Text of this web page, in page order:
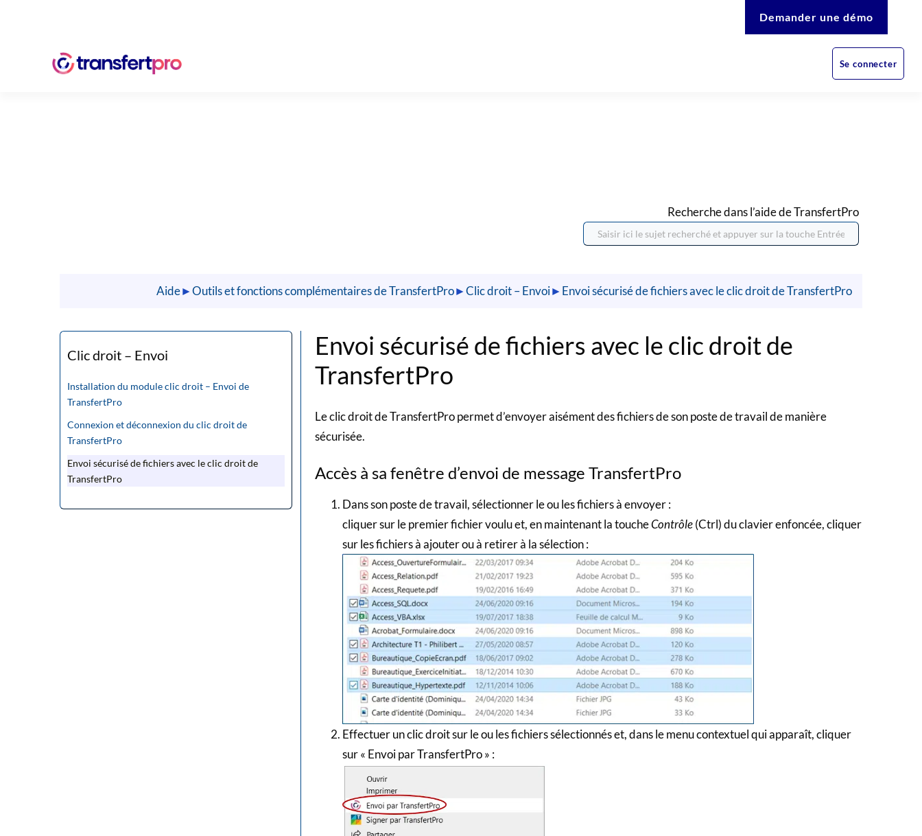
Demander une démo
Se connecter
Recherche dans l’aide de TransfertPro
Aide►Outils et fonctions complémentaires de TransfertPro►Clic droit – Envoi► Envoi sécurisé de fichiers avec le clic droit de TransfertPro
Clic droit – Envoi
Installation du module clic droit – Envoi de
TransfertPro
Connexion et déconnexion du clic droit de
TransfertPro
Envoi sécurisé de fichiers avec le clic droit de
TransfertPro
Envoi sécurisé de fichiers avec le clic droit de
TransfertPro
Le clic droit de TransfertPro permet d’envoyer aisément des fichiers de son poste de travail de manière
sécurisée.
Accès à sa fenêtre d’envoi de message TransfertPro
Dans son poste de travail, sélectionner le ou les fichiers à envoyer :
cliquer sur le premier fichier voulu et, en maintenant la toucheContrôle(Ctrl) du clavier enfoncée, cliquer
sur les fichiers à ajouter ou à retirer à la sélection :
Effectuer un clic droit sur le ou les fichiers sélectionnés et, dans le menu contextuel qui apparaît, cliquer
sur « Envoi par TransfertPro » :